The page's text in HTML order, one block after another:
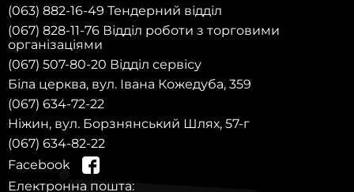
(063) 882-16-49 Тендерний відділ
(067) 828-11-76 Відділ роботи з торговими
організаціями
(067) 507-80-20 Відділ сервісу
Біла церква, вул. Івана Кожедуба, 359
(067) 634-72-22
Ніжин, вул. Борзнянський Шлях, 57-г
(067) 634-82-22
Facebook
Електронна пошта: